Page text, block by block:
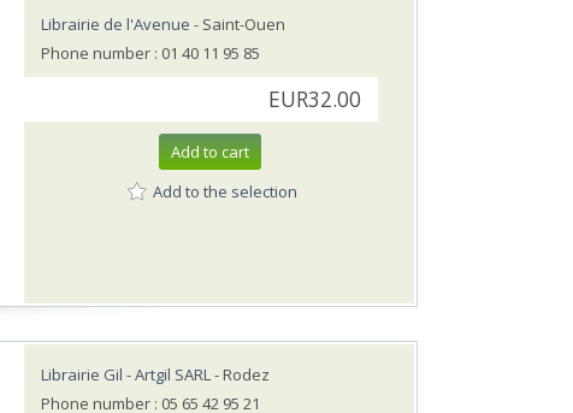
Librairie de l'Avenue - Saint-Ouen
Phone number : 01 40 11 95 85
EUR32.00
Add to cart
Add to the selection
Librairie Gil - Artgil SARL- Rodez
Phone number : 05 65 42 95 21